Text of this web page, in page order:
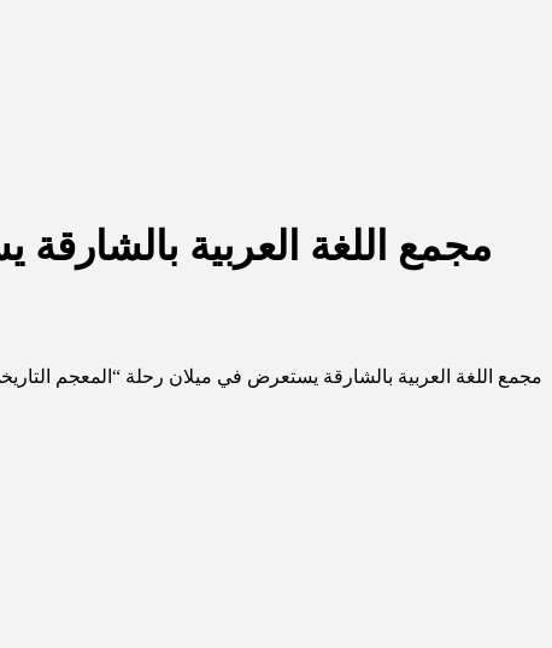
مجمع اللغة العربية
مجمع اللغة العربية بالشارقة يستعرض في ميلان رحلة “المعجم